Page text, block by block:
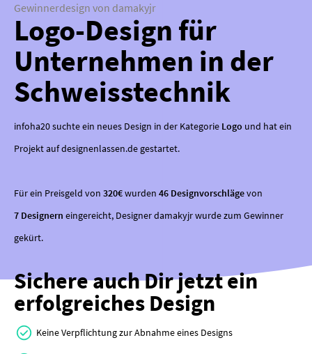
Gewinnerdesign von damakyjr
Logo-Design für
Unternehmen in der
Schweisstechnik
infoha20 suchte ein neues Design in der Kategorie Logo und hat ein
Projekt auf designenlassen.de gestartet.
Für ein Preisgeld von 320€wurden 46 Designvorschlägevon
7 Designern eingereicht, Designer damakyjr wurde zum Gewinner
gekürt.
Sichere auch Dir jetzt ein
erfolgreiches Design
Keine Verpflichtung zur Abnahme eines Designs